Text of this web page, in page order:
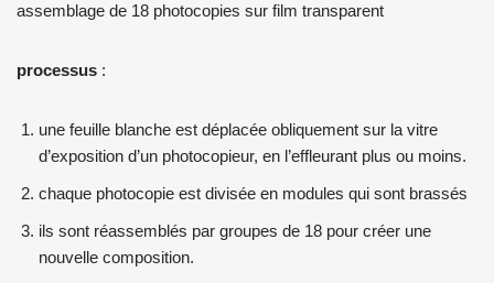
assemblage de 18 photocopies sur film transparent
processus :
une feuille blanche est déplacée obliquement sur la vitre
d’exposition d’un photocopieur, en l’effleurant plus ou moins.
chaque photocopie est divisée en modules qui sont brassés
ils sont réassemblés par groupes de 18 pour créer une
nouvelle composition.